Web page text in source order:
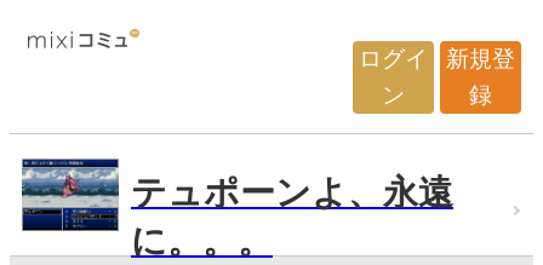
ログイ
ン
新規登
録
テュポーンよ、永遠
に。。。